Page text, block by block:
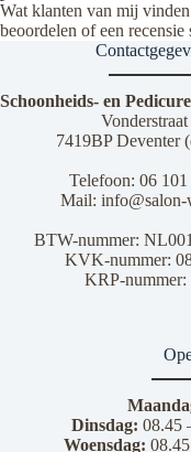
Wat klanten van mij
beoordelen of een
Schoonheids- en
7419BP Deventer
Telefoon: 06 101
Mail: info@salon-
BTW-nummer:
KVK-nummer:
KRP-nummer:
Dinsdag: 08.45
Woensdag: